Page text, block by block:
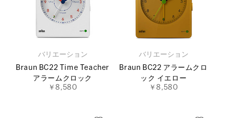
バリエーション
Braun BC22 Time Teacher
アラームクロック
￥8,580
バリエーション
Braun BC22 アラームクロ
ック イエロー
￥8,580